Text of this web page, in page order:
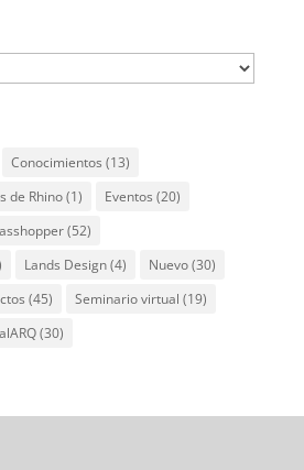
Conocimientos (13)
de Rhino(1) Eventos (20)
(52)
Lands Design(4) Nuevo(30)
(45) Seminario virtual (19)
(30)